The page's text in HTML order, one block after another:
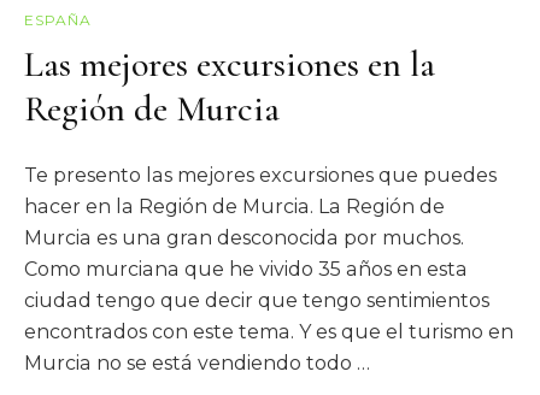
ESPAÑA
Las mejores excursiones en la
Región de Murcia
Te presento las mejores excursiones que puedes
hacer en la Región de Murcia. La Región de
Murcia es una gran desconocida por muchos.
Como murciana que he vivido 35 años en esta
ciudad tengo que decir que tengo sentimientos
encontrados con este tema. Y es que el turismo en
Murcia no se está vendiendo todo …